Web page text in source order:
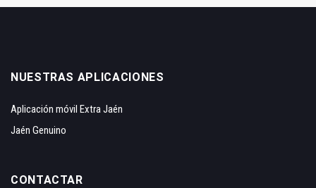
NUESTRAS APLICACIONES
Aplicación móvil Extra Jaén
Jaén Genuino
CONTACTAR